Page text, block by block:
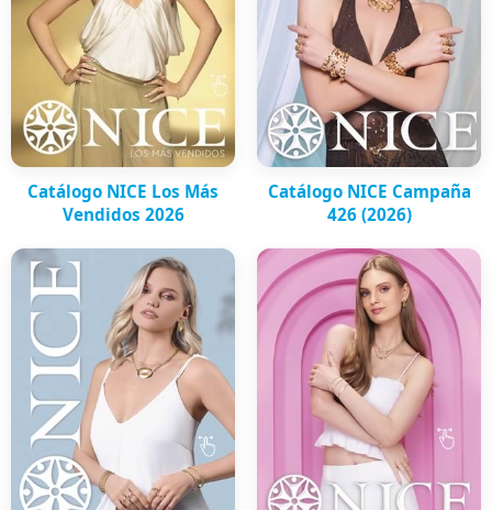
Catálogo NICE Los Más
Vendidos 2026
Catálogo NICE Campaña
426 (2026)